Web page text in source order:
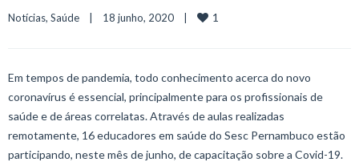
Notícias, Saúde
    |    18 junho, 2020    |
1
Em tempos de pandemia, todo conhecimento acerca do novo
coronavírus é essencial, principalmente para os profissionais de
saúde e de áreas correlatas. Através de aulas realizadas
remotamente, 16 educadores em saúde do Sesc Pernambuco estão
participando, neste mês de junho, de capacitação sobre a Covid-19.